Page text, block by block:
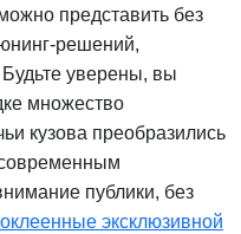
представить без
решений,
Будьте уверены, вы
множество
кузова преобразились
публики, без
оклеенные эксклюзивной